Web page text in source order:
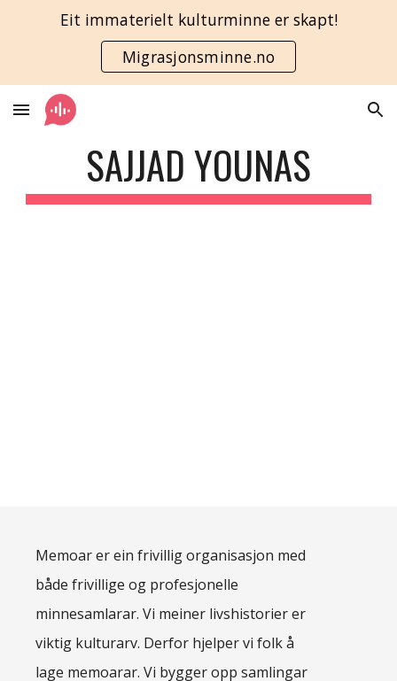
Skip to navigation
Eit immaterielt kulturminne er skapt!
Migrasjonsminne.no
SAJJAD YOUNAS
Memoar er ein frivillig organisasjon med
både frivillige og profesjonelle
minnesamlarar. Vi meiner livshistorier er
viktig kulturarv. Derfor hjelper vi folk å
lage memoarar. Vi bygger opp samlingar